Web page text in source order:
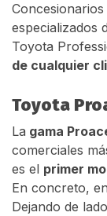
especializados
Toyota
de cualquier
Toyota
La gama
comerciales
es el primer
En concreto,
Dejando de